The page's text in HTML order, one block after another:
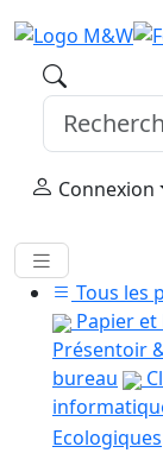
Connexion
Tous les
Papier et
Présentoir
bureau
Ecologiques